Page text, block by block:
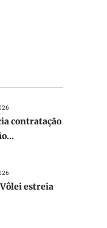
contratação
Vôlei estreia